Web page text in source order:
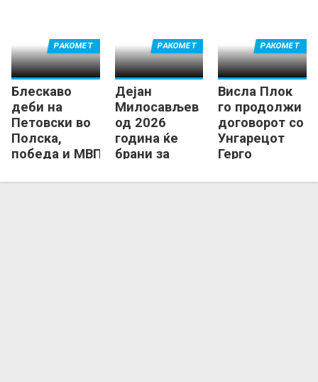
Блескаво
деби на
Петовски во
Полска,
победа и МВП
македонскиот
РАКОМЕТ
Дејан
Милосављев
од 2026
година ќе
брани за
гигант
РАКОМЕТ
Висла Плок
го продолжи
договорот со
Унгарецот
Герго
РАКОМЕТ